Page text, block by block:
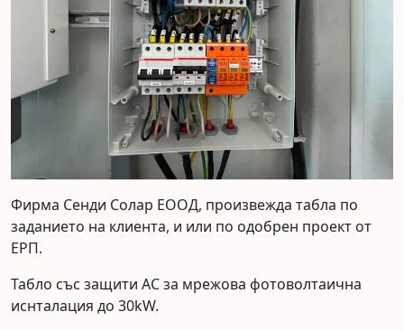
Фирма Сенди Солар ЕООД, произвежда табла по
заданието на клиента, и или по одобрен проект от
ЕРП.
Табло със защити AC за мрежова фотоволтаична
иснталация до 30kW.